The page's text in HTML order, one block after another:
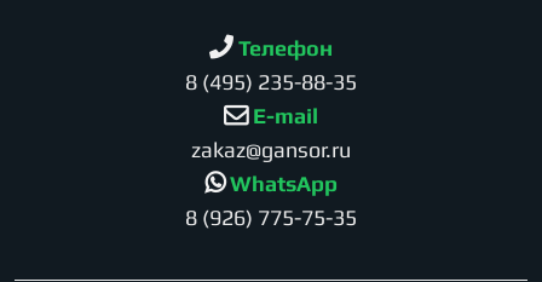
Телефон
8 (495) 235-88-35
E-mail
zakaz@gansor.ru
WhatsApp
8 (926) 775-75-35